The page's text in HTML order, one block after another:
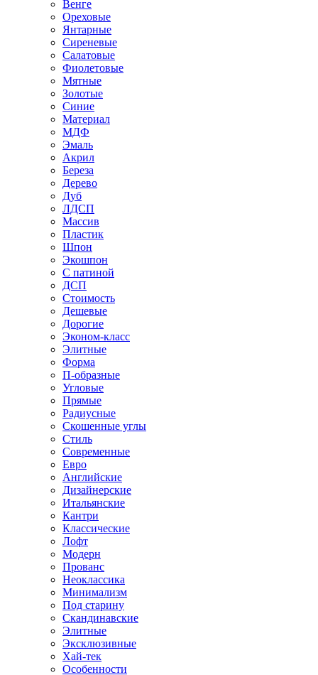
Венге
Ореховые
Янтарные
Сиреневые
Салатовые
Фиолетовые
Мятные
Золотые
Синие
Материал
МДФ
Эмаль
Акрил
Береза
Дерево
Дуб
ЛДСП
Массив
Пластик
Шпон
Экошпон
С патиной
ДСП
Стоимость
Дешевые
Дорогие
Эконом-класс
Элитные
Форма
П-образные
Угловые
Прямые
Радиусные
Скошенные углы
Стиль
Современные
Евро
Английские
Дизайнерские
Итальянские
Кантри
Классические
Лофт
Модерн
Прованс
Неоклассика
Минимализм
Под старину
Скандинавские
Элитные
Эксклюзивные
Хай-тек
Особенности